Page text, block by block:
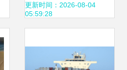
礼物换取点”人气爆
对接成果丰硕
更新时间：2026-08-04
05:59:28